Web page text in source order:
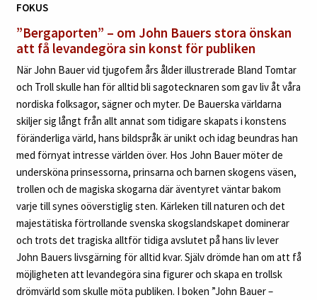
FOKUS
”Bergaporten” – om John Bauers stora önskan
att få levandegöra sin konst för publiken
När John Bauer vid tjugofem års ålder illustrerade Bland Tomtar
och Troll skulle han för alltid bli sagotecknaren som gav liv åt våra
nordiska folksagor, sägner och myter. De Bauerska världarna
skiljer sig långt från allt annat som tidigare skapats i konstens
föränderliga värld, hans bildspråk är unikt och idag beundras han
med förnyat intresse världen över. Hos John Bauer möter de
undersköna prinsessorna, prinsarna och barnen skogens väsen,
trollen och de magiska skogarna där äventyret väntar bakom
varje till synes oöverstiglig sten. Kärleken till naturen och det
majestätiska förtrollande svenska skogslandskapet dominerar
och trots det tragiska alltför tidiga avslutet på hans liv lever
John Bauers livsgärning för alltid kvar. Själv drömde han om att få
möjligheten att levandegöra sina figurer och skapa en trollsk
drömvärld som skulle möta publiken. I boken ”John Bauer –